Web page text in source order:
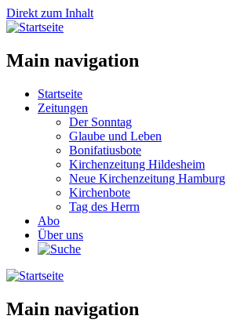
Direkt zum Inhalt
Main navigation
Startseite
Zeitungen
Der Sonntag
Glaube und Leben
Bonifatiusbote
Kirchenzeitung Hildesheim
Neue Kirchenzeitung Hamburg
Kirchenbote
Tag des Herrn
Abo
Über uns
Main navigation